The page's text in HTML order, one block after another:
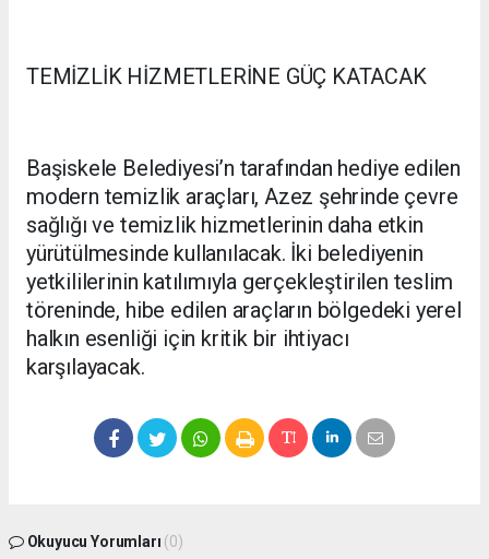
TEMİZLİK HİZMETLERİNE GÜÇ KATACAK
Başiskele Belediyesi’n tarafından hediye edilen
modern temizlik araçları, Azez şehrinde çevre
sağlığı ve temizlik hizmetlerinin daha etkin
yürütülmesinde kullanılacak. İki belediyenin
yetkililerinin katılımıyla gerçekleştirilen teslim
töreninde, hibe edilen araçların bölgedeki yerel
halkın esenliği için kritik bir ihtiyacı
karşılayacak.
Okuyucu Yorumları (0)